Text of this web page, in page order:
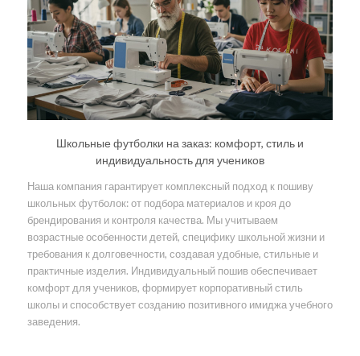
Школьные футболки на заказ: комфорт, стиль и
индивидуальность для учеников
Наша компания гарантирует комплексный подход к пошиву
школьных футболок: от подбора материалов и кроя до
брендирования и контроля качества. Мы учитываем
возрастные особенности детей, специфику школьной жизни и
требования к долговечности, создавая удобные, стильные и
практичные изделия. Индивидуальный пошив обеспечивает
комфорт для учеников, формирует корпоративный стиль
школы и способствует созданию позитивного имиджа учебного
заведения.